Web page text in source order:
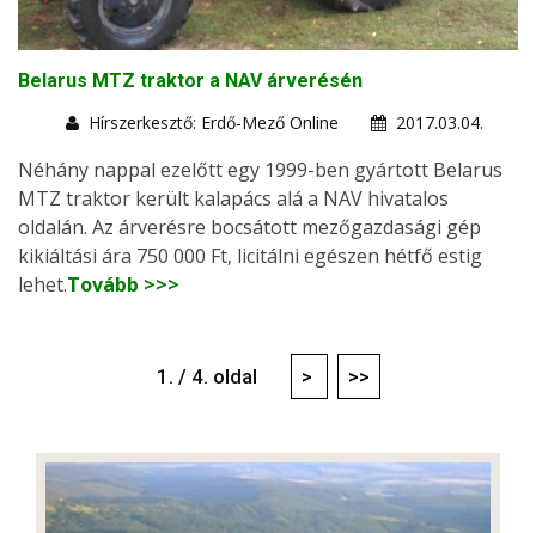
Belarus MTZ traktor a NAV árverésén
Hírszerkesztő: Erdő-Mező Online
2017.03.04.
Néhány nappal ezelőtt egy 1999-ben gyártott Belarus
MTZ traktor került kalapács alá a NAV hivatalos
oldalán. Az árverésre bocsátott mezőgazdasági gép
kikiáltási ára 750 000 Ft, licitálni egészen hétfő estig
lehet.Tovább >>>
1. / 4. oldal > >>